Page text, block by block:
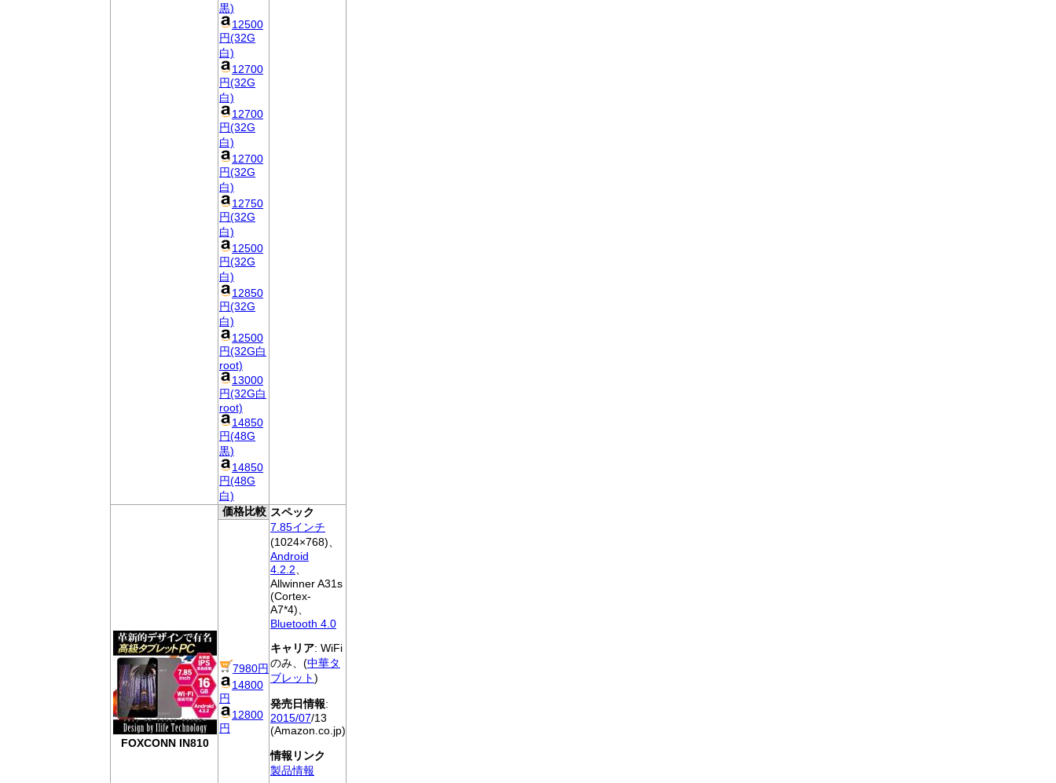
黒)
12500
円(32G
白)
12700
円(32G
白)
12700
円(32G
白)
12700
円(32G
白)
12750
円(32G
白)
12500
円(32G
白)
12850
円(32G
白)
12500
円(32G白
root)
13000
円(32G白
root)
14850
円(48G
黒)
14850
円(48G
白)
FOXCONN IN810
価格比較 スペック
7.85インチ
(1024×768)、
Android
4.2.2
Allwinner A31s
(Cortex-
A7*4)、
Bluetooth 4.0
キャリア: WiFi
のみ、(中華タ
ブレット)
発売日情報:
2015/07/13
(Amazon.co.jp)
情報リンク
製品情報
7980円
14800
円
12800
円